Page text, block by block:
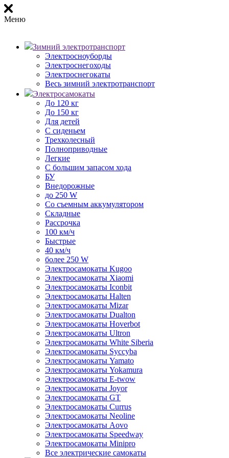
Меню
Зимний электротранспорт
Электросноуборды
Электроснегоходы
Электроснегокаты
Весь зимний электротранспорт
Электросамокаты
До 120 кг
До 150 кг
Для детей
С сиденьем
Трехколесный
Полноприводные
Легкие
С большим запасом хода
БУ
Внедорожные
до 250 W
Со съемным аккумулятором
Складные
Рассрочка
100 км/ч
Быстрые
40 км/ч
более 250 W
Электросамокаты Kugoo
Электросамокаты Xiaomi
Электросамокаты Iconbit
Электросамокаты Halten
Электросамокаты Mizar
Электросамокаты Dualton
Электросамокаты Hoverbot
Электросамокаты Ultron
Электросамокаты White Siberia
Электросамокаты Syccyba
Электросамокаты Yamato
Электросамокаты Yokamura
Электросамокаты E-twow
Электросамокаты Joyor
Электросамокаты GT
Электросамокаты Currus
Электросамокаты Neoline
Электросамокаты Aovo
Электросамокаты Speedway
Электросамокаты Minipro
Все электрические самокаты